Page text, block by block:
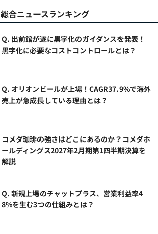
総合ニュースランキング
Q. 出前館が遂に黒字化のガイダンスを発表！
黒字化に必要なコストコントロールとは？
Q. オリオンビールが上場！CAGR37.9%で海外
売上が急成長している理由とは？
コメダ珈琲の強さはどこにあるのか？コメダホ
ールディングス2027年2月期第1四半期決算を
解説
Q. 新規上場のチャットプラス、営業利益率4
8%を生む3つの仕組みとは？